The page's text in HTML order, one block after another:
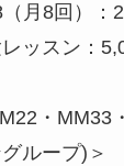
月8回）：
ッスン：
・MM33
ループ)＞